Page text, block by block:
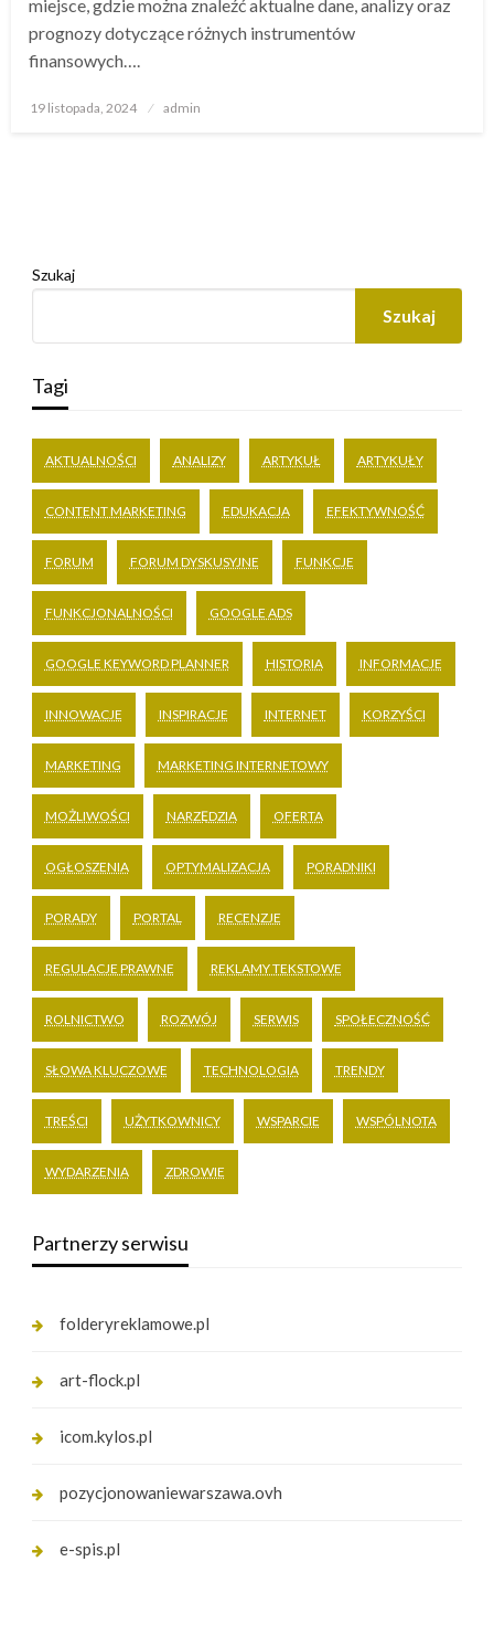
miejsce, gdzie można znaleźć aktualne dane, analizy oraz
prognozy dotyczące różnych instrumentów
finansowych….
Opublikowane
19 listopada, 2024 admin
Szukaj
Szukaj
Tagi
AKTUALNOŚCI ANALIZY ARTYKUŁ ARTYKUŁY
CONTENT MARKETING EDUKACJA EFEKTYWNOŚĆ
FORUM FORUM DYSKUSYJNE FUNKCJE
FUNKCJONALNOŚCI GOOGLE ADS
GOOGLE KEYWORD PLANNER HISTORIA INFORMACJE
INNOWACJE INSPIRACJE INTERNET KORZYŚCI
MARKETING MARKETING INTERNETOWY
MOŻLIWOŚCI NARZĘDZIA OFERTA
OGŁOSZENIA OPTYMALIZACJA PORADNIKI
PORADY PORTAL RECENZJE
REGULACJE PRAWNE REKLAMY TEKSTOWE
ROLNICTWO ROZWÓJ SERWIS SPOŁECZNOŚĆ
SŁOWA KLUCZOWE TECHNOLOGIA TRENDY
TREŚCI UŻYTKOWNICY WSPARCIE WSPÓLNOTA
WYDARZENIA ZDROWIE
Partnerzy serwisu
folderyreklamowe.pl
art-flock.pl
icom.kylos.pl
pozycjonowaniewarszawa.ovh
e-spis.pl